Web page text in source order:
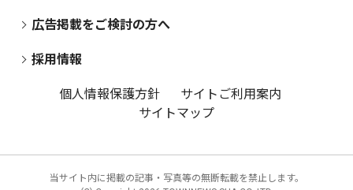
広告掲載をご検討の方へ
採用情報
個人情報保護方針
サイトご利用案内
サイトマップ
当サイト内に掲載の記事・写真等の無断転載を禁止します。